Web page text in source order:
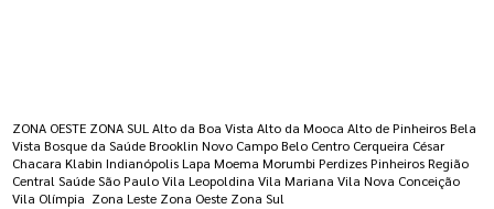
ZONA OESTE ZONA SUL Alto da Boa Vista Alto da Mooca Alto de Pinheiros Bela
Vista Bosque da Saúde Brooklin Novo Campo Belo Centro Cerqueira César
Chacara Klabin Indianópolis Lapa Moema Morumbi Perdizes Pinheiros Região
Central Saúde São Paulo Vila Leopoldina Vila Mariana Vila Nova Conceição
Vila Olímpia Zona Leste Zona Oeste Zona Sul